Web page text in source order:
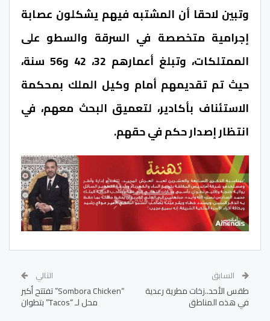
وتبين لاحقا أن المشتبه فيهم يشكلون عصابة
إجرامية متخصصة في السرقة والسطو على
الممتلكات، وتبلغ أعمارهم 32، 42 و56 سنة،
حيث تم تقديمهم أمام وكيل الملك بمحكمة
الاستئناف بأكادير، لتعميق البحث معهم، في
انتظار إصدار حكم في حقهم.
السابق
طقس الأحد..زخات مطرية رعدية
في هذه المناطق
التالي
“Sombora Chicken” تفتتح أكبر
محل لـ “Tacos” بتطوان